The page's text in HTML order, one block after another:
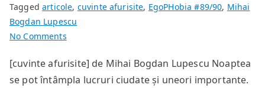
Taggedarticole, cuvinte afurisite, EgoPHobia #89/90, Mihai
Bogdan Lupescu
No Commentson
trecută
am
[cuvinte afurisite] de Mihai Bogdan Lupescu Noaptea
se pot întâmpla lucruri ciudate și uneori importante.